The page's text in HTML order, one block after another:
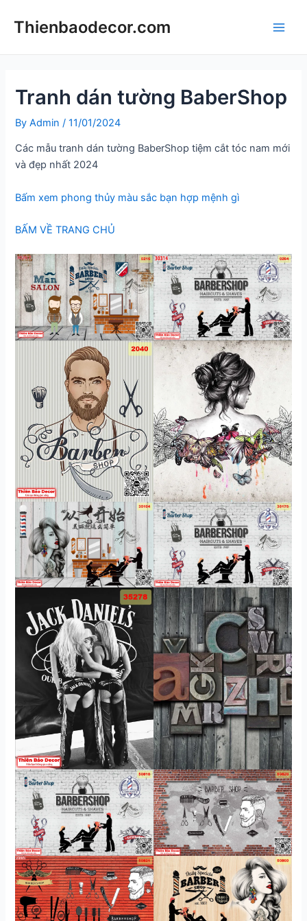
Thienbaodecor.com
Tranh dán tường BaberShop
ByAdmin/11/01/2024
Các mẫu tranh dán tường BaberShop tiệm cắt tóc nam mới
và đẹp nhất 2024
Bấm xem phong thủy màu sắc bạn hợp mệnh gì
BẤM VỀ TRANG CHỦ